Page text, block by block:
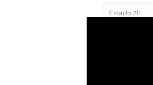
Estado 211